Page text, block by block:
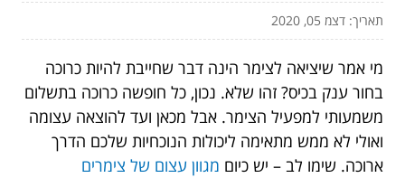
תאריך: דצמ 05, 2020
מי אמר שיציאה לצימר הינה דבר שחייבת להיות כרוכה
בחור ענק בכיס? זהו שלא. נכון, כל חופשה כרוכה בתשלום
משמעותי למפעיל הצימר. אבל מכאן ועד להוצאה עצומה
ואולי לא ממש מתאימה ליכולות הנוכחיות שלכם הדרך
ארוכה. שימו לב – יש כיום מגוון עצום של צימרים